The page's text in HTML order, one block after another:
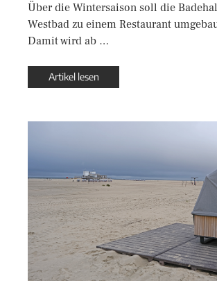
Über die Wintersaison soll die
Westbad zu einem Restaurant
Damit wird ab …
Artikel lesen